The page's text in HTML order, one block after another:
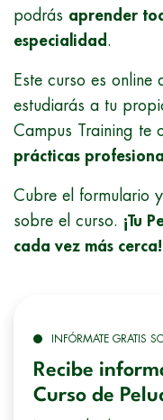
podrás aprender
especialidad .
Este curso es
estudiarás a tu
Campus Training te
prácticas
Cubre el formulario
sobre el curso. ¡Tu
cada vez más cerca!
INFÓRMATE GRATIS
Recibe
Curso de